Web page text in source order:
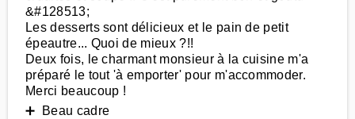
&#128513;
Les desserts sont délicieux et le pain de petit
épeautre... Quoi de mieux ?!!
Deux fois, le charmant monsieur à la cuisine m'a
préparé le tout 'à emporter' pour m'accommoder.
Merci beaucoup !
➕ Beau cadre